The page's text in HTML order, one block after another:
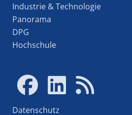
Industrie & Technologie
Panorama
DPG
Hochschule
Datenschutz